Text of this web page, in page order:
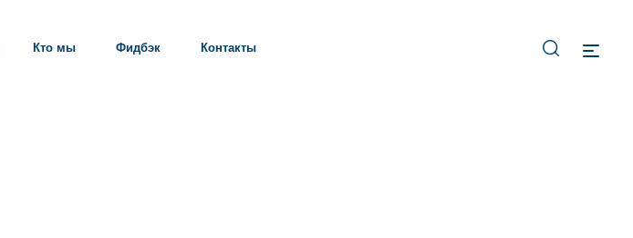
Кто мы Фидбэк Контакты